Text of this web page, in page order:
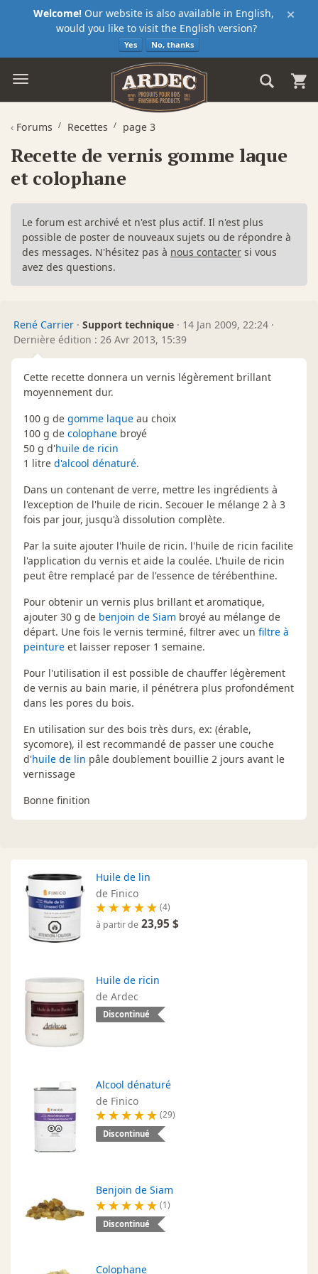
×
Welcome! Our website is also available in English,
would you like to visit the English version?
Yes No, thanks
‹ Forums Recettes page 3
Recette de vernis gomme laque
et colophane
Le forum est archivé et n'est plus actif. Il n'est plus
possible de poster de nouveaux sujets ou de répondre à
des messages. N'hésitez pas à nous contacter si vous
avez des questions.
René Carrier · Support technique · 14 Jan 2009, 22:24 ·
Dernière édition : 26 Avr 2013, 15:39
Cette recette donnera un vernis légèrement brillant
moyennement dur.
100 g de gomme laque au choix
100 g de colophane broyé
50 g d'huile de ricin
1 litre d'alcool dénaturé.
Dans un contenant de verre, mettre les ingrédients à
l'exception de l'huile de ricin. Secouer le mélange 2 à 3
fois par jour, jusqu'à dissolution complète.
Par la suite ajouter l'huile de ricin. l'huile de ricin facilite
l'application du vernis et aide la coulée. L'huile de ricin
peut être remplacé par de l'essence de térébenthine.
Pour obtenir un vernis plus brillant et aromatique,
ajouter 30 g de benjoin de Siam broyé au mélange de
départ. Une fois le vernis terminé, filtrer avec un filtre à
peinture et laisser reposer 1 semaine.
Pour l'utilisation il est possible de chauffer légèrement
de vernis au bain marie, il pénétrera plus profondément
dans les pores du bois.
En utilisation sur des bois très durs, ex: (érable,
sycomore), il est recommandé de passer une couche
d'huile de lin pâle doublement bouillie 2 jours avant le
vernissage
Bonne finition
Huile de lin
de Finico
(4)
à partir de 23,95 $
Huile de ricin
de Ardec
Discontinué
Alcool dénaturé
de Finico
(29)
Discontinué
Benjoin de Siam
(1)
Discontinué
Colophane